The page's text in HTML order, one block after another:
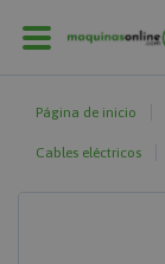
Página de inicio
Cables eléctricos